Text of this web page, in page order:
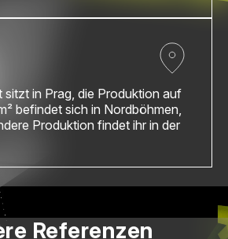
sitzt in Prag, die Produktion auf
befindet sich in Nordböhmen,
Produktion findet ihr in der
Referenzen